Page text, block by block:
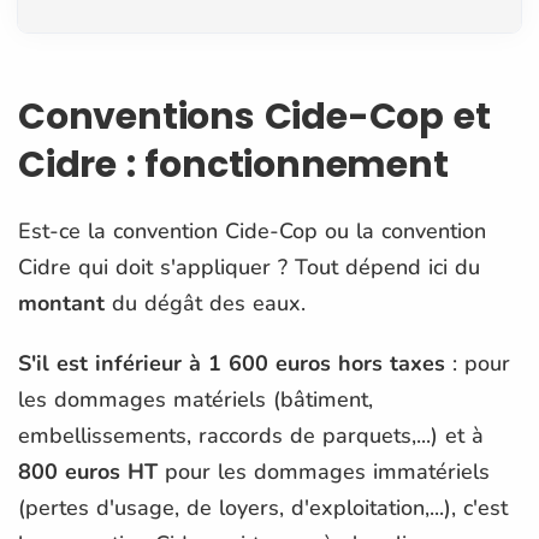
Conventions Cide-Cop et
Cidre : fonctionnement
Est-ce la convention Cide-Cop ou la convention
Cidre qui doit s'appliquer ? Tout dépend ici du
montant du dégât des eaux.
S'il est inférieur à 1 600 euros hors taxes : pour
les dommages matériels (bâtiment,
embellissements, raccords de parquets,...) et à
800 euros HTpour les dommages immatériels
(pertes d'usage, de loyers, d'exploitation,...), c'est